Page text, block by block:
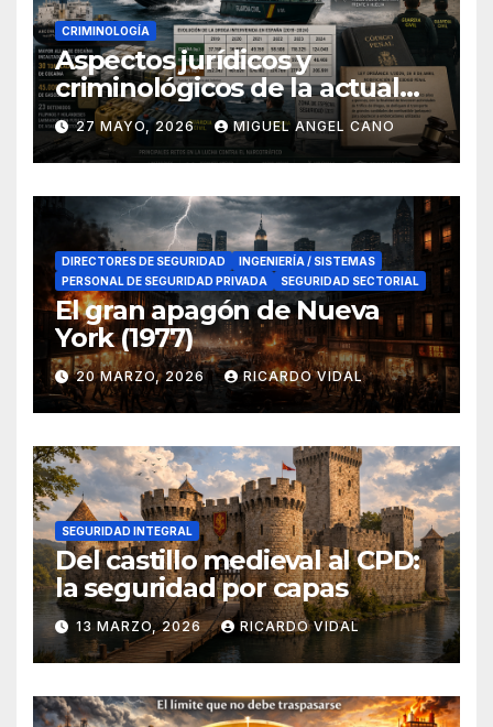
CRIMINOLOGÍA
Aspectos jurídicos y
criminológicos de la actual
lucha contra el narcotráfico
en el sur de España
27 MAYO, 2026 MIGUEL ANGEL CANO
DIRECTORES DE SEGURIDAD
INGENIERÍA / SISTEMAS
PERSONAL DE SEGURIDAD PRIVADA
SEGURIDAD SECTORIAL
El gran apagón de Nueva
York (1977)
20 MARZO, 2026 RICARDO VIDAL
SEGURIDAD INTEGRAL
Del castillo medieval al CPD:
la seguridad por capas
13 MARZO, 2026 RICARDO VIDAL